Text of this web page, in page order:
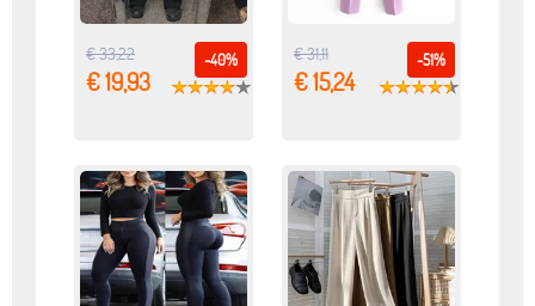
-40%
€ 33,22
€ 19,93
-51%
€ 31,11
€ 15,24